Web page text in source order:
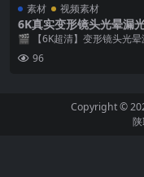
素材 视频素材
6K真实变形镜头光晕漏
叠加视频素材
🎬 【6K超清】变形镜头光晕
烁叠加素材包 | 35+视频+75
光斑 ...
96
Copyright ©